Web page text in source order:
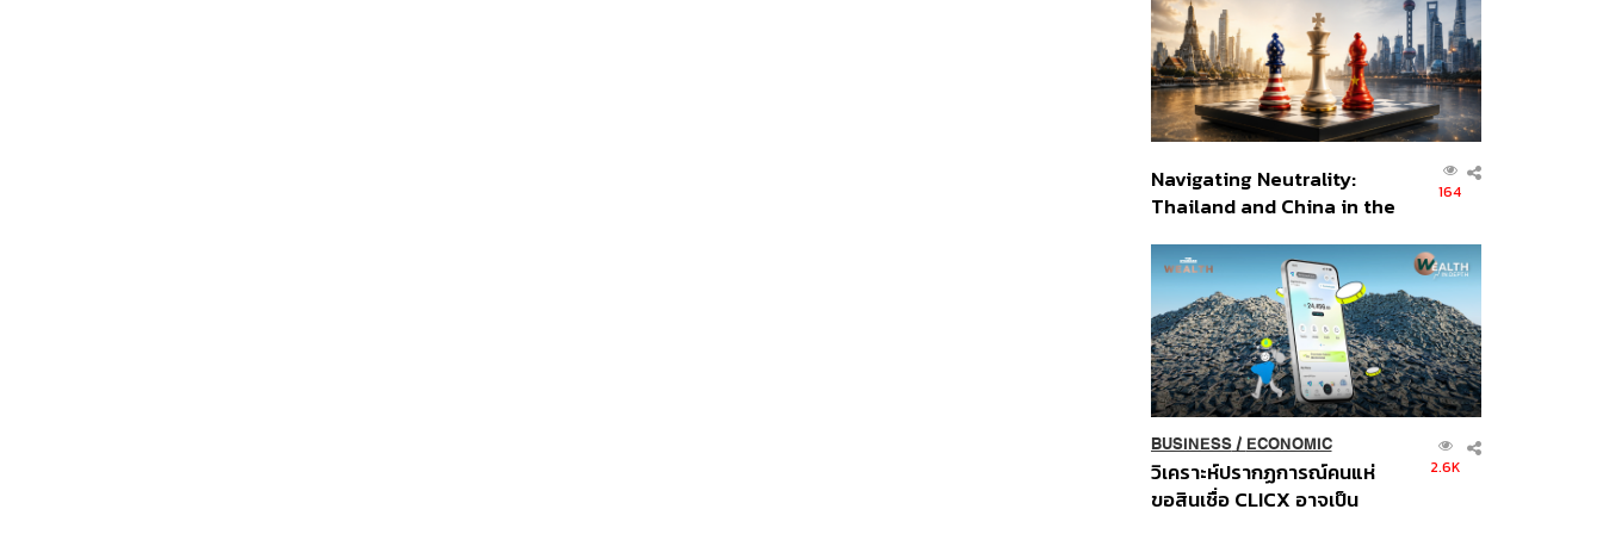
อินโดนีเซีย
Navigating Neutrality:
Thailand and China in the
Order
164
BUSINESS/ ECONOMIC
วิเคราะห์ปรากฏการณ์คนแห่
ขอสินเชื่อ CLICX อาจเป็น
2.6K